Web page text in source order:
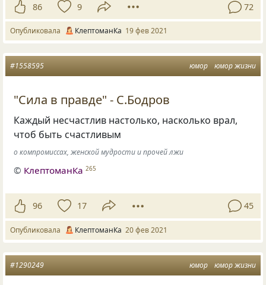
86 9 72
Опубликовала КлептоманКа 19 фев 2021
юмор юмор жизни
#1558595
"Сила в правде" - С.Бодров
Каждый несчастлив настолько, насколько врал,
чтоб быть счастливым
о компромиссах, женской мудрости и прочей лжи
© КлептоманКа 265
96 17 45
Опубликовала КлептоманКа 20 фев 2021
юмор юмор жизни
#1290249